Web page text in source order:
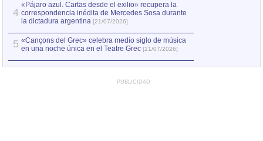
4
«Pájaro azul. Cartas desde el exilio» recupera la
correspondencia inédita de Mercedes Sosa durante
la dictadura argentina [21/07/2026]
5 «Cançons del Grec» celebra medio siglo de música
en una noche única en el Teatre Grec [21/07/2026]
PUBLICIDAD